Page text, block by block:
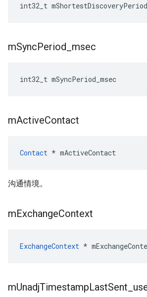
int32_t
mSyncPeriod msec
int32_t mSyncPeriod_msec
mActiveContact
Contact * mActiveContact
沟通情境。
mExchangeContext
ExchangeContext *
mUnadjTimestampLastSent